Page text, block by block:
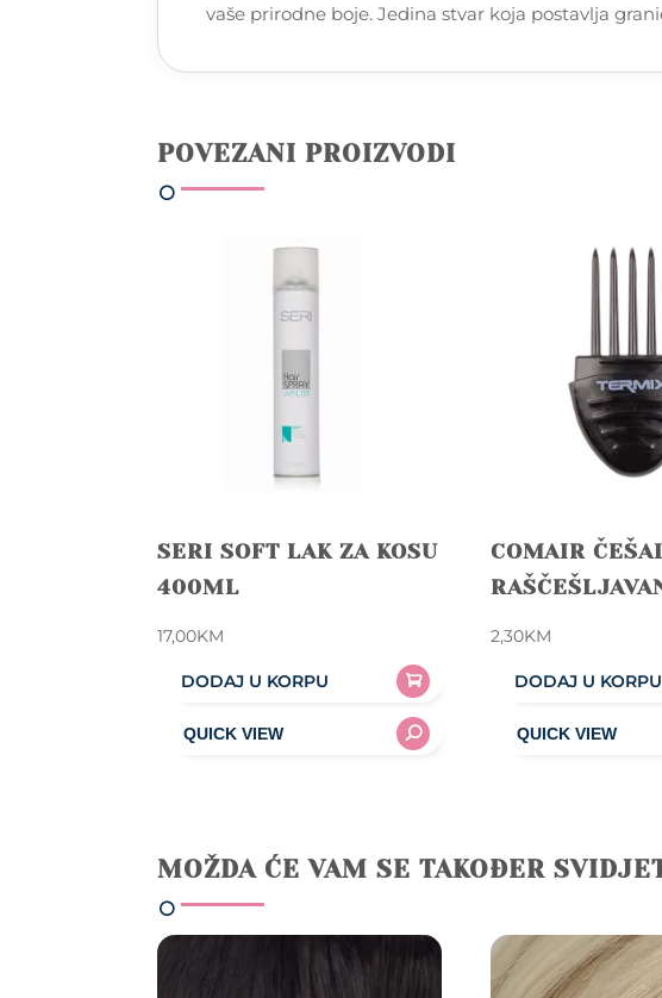
vaše prirodne boje. Jedina stvar koja postavlja
POVEZANI PROIZVODI
SERI SOFT LAK ZA KOSU
400ML
17,00KM
DODAJ U KORPU
COMAIR
2,30KM
DODAJ U KORPU
MOŽDA ĆE VAM SE TAKOĐER